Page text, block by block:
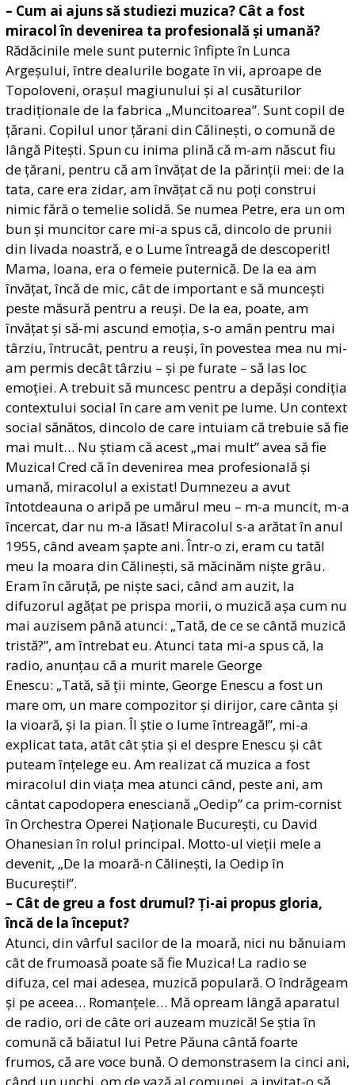
– Cum ai ajuns să studiezi muzica? Cât a fost
miracol în devenirea ta profesională și umană?
Rădăcinile mele sunt puternic înfipte în Lunca
Argeșului, între dealurile bogate în vii, aproape de
Topoloveni, orașul magiunului și al cusăturilor
tradiționale de la fabrica „Muncitoarea”. Sunt copil de
țărani. Copilul unor țărani din Călinești, o comună de
lângă Pitești. Spun cu inima plină că m-am născut fiu
de țărani, pentru că am învățat de la părinții mei: de la
tata, care era zidar, am învățat că nu poți construi
nimic fără o temelie solidă. Se numea Petre, era un om
bun și muncitor care mi-a spus că, dincolo de prunii
din livada noastră, e o Lume întreagă de descoperit!
Mama, Ioana, era o femeie puternică. De la ea am
învățat, încă de mic, cât de important e să muncești
peste măsură pentru a reuși. De la ea, poate, am
învățat și să-mi ascund emoția, s-o amân pentru mai
târziu, întrucât, pentru a reuși, în povestea mea nu mi-
am permis decât târziu – și pe furate – să las loc
emoției. A trebuit să muncesc pentru a depăși condiția
contextului social în care am venit pe lume. Un context
social sănătos, dincolo de care intuiam că trebuie să fie
mai mult… Nu știam că acest „mai mult” avea să fie
Muzica! Cred că în devenirea mea profesională și
umană, miracolul a existat! Dumnezeu a avut
întotdeauna o aripă pe umărul meu – m-a muncit, m-a
încercat, dar nu m-a lăsat! Miracolul s-a arătat în anul
1955, când aveam șapte ani. Într-o zi, eram cu tatăl
meu la moara din Călinești, să măcinăm niște grâu.
Eram în căruță, pe niște saci, când am auzit, la
difuzorul agățat pe prispa morii, o muzică așa cum nu
mai auzisem până atunci: „Tată, de ce se cântă muzică
tristă?”, am întrebat eu. Atunci tata mi-a spus că, la
radio, anunțau că a murit marele George
Enescu: „Tată, să ții minte, George Enescu a fost un
mare om, un mare compozitor și dirijor, care cânta și
la vioară, și la pian. Îl știe o lume întreagă!”, mi-a
explicat tata, atât cât știa și el despre Enescu și cât
puteam înțelege eu. Am realizat că muzica a fost
miracolul din viața mea atunci când, peste ani, am
cântat capodopera enesciană „Oedip” ca prim-cornist
în Orchestra Operei Naționale București, cu David
Ohanesian în rolul principal. Motto-ul vieții mele a
devenit, „De la moară-n Călinești, la Oedip în
București!”.
– Cât de greu a fost drumul? Ți-ai propus gloria,
încă de la început?
Atunci, din vârful sacilor de la moară, nici nu bănuiam
cât de frumoasă poate să fie Muzica! La radio se
difuza, cel mai adesea, muzică populară. O îndrăgeam
și pe aceea… Romanțele… Mă opream lângă aparatul
de radio, ori de câte ori auzeam muzică! Se știa în
comună că băiatul lui Petre Păuna cântă foarte
frumos, că are voce bună. O demonstrasem la cinci ani,
când un unchi, om de vază al comunei, a invitat-o să